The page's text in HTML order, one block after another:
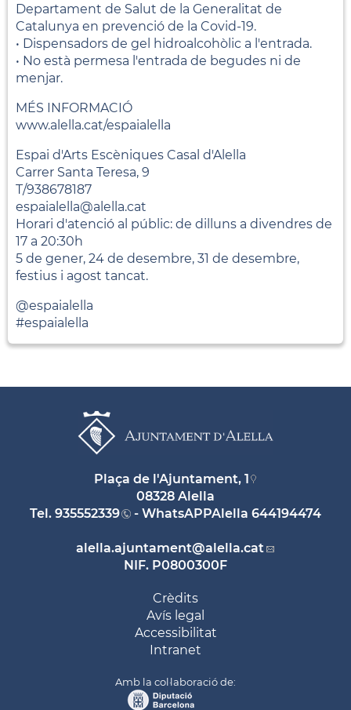
Departament de Salut de la Generalitat de
Catalunya en prevenció de la Covid-19.
• Dispensadors de gel hidroalcohòlic a l'entrada.
• No està permesa l'entrada de begudes ni de
menjar.
MÉS INFORMACIÓ
www.alella.cat/espaialella
Espai d'Arts Escèniques Casal d'Alella
Carrer Santa Teresa, 9
T/938678187
espaialella@alella.cat
Horari d'atenció al públic: de dilluns a divendres de
17 a 20:30h
5 de gener, 24 de desembre, 31 de desembre,
festius i agost tancat.
@espaialella
#espaialella
Plaça de l'Ajuntament, 1
08328 Alella
Tel. 935552339 - WhatsAPPAlella 644194474
alella.ajuntament@alella.cat
NIF. P0800300F
Crèdits
Avís legal
Accessibilitat
Intranet
Amb la col·laboració de: